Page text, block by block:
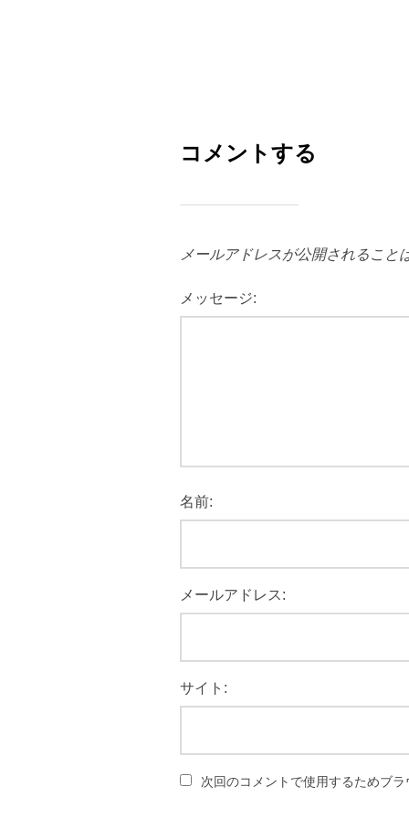
コメントする
メールアドレスが公開されること
メッセージ:
名前:
メールアドレス:
サイト:
次回のコメントで使用するためブ